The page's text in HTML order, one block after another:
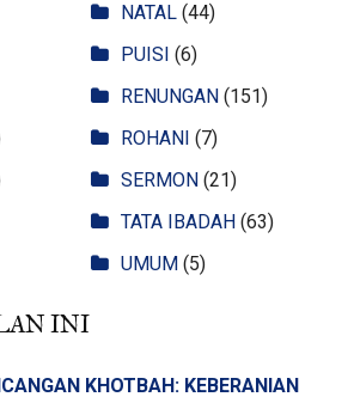
NATAL (44)
PUISI (6)
RENUNGAN (151)
ROHANI (7)
SERMON (21)
TATA IBADAH (63)
UMUM (5)
INI
KHOTBAH: KEBERANIAN